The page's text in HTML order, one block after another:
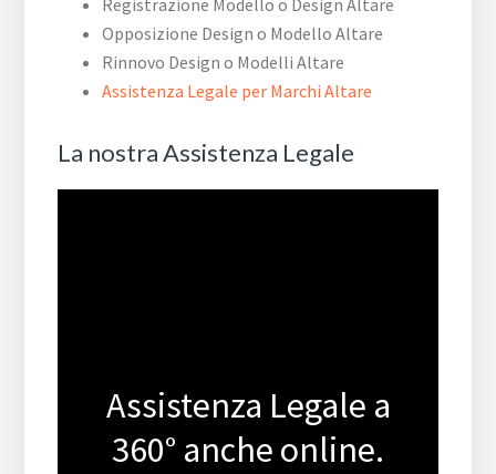
Registrazione Modello o Design Altare
Opposizione Design o Modello Altare
Rinnovo Design o Modelli Altare
Assistenza Legale per Marchi Altare
La nostra Assistenza Legale
Assistenza Legale a
360° anche online.